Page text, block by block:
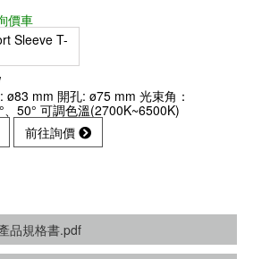
價車
ø83 mm 開孔: ø75 mm 光束角：
、50° 可調色溫(2700K~6500K)
前往詢價
品規格書.pdf